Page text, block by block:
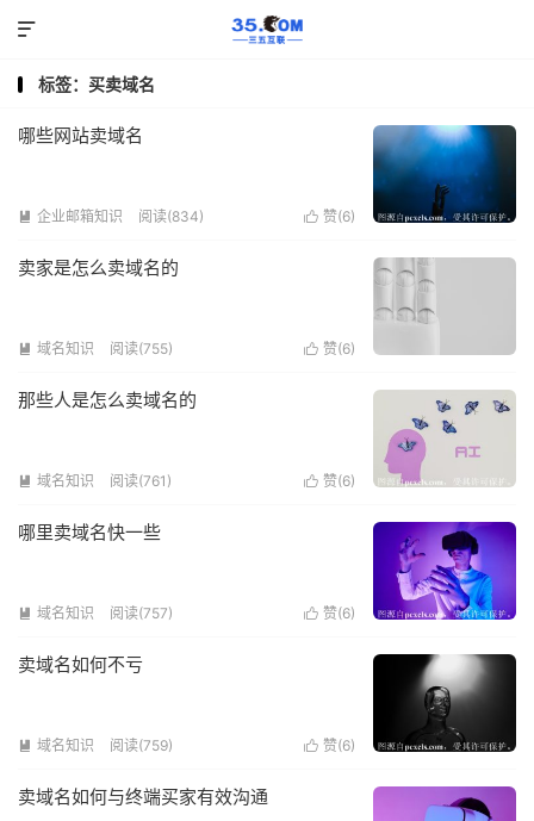

标签：买卖域名
哪些网站卖域名
 企业邮箱知识 阅读(834)  赞(6)
卖家是怎么卖域名的
 域名知识 阅读(755)  赞(6)
那些人是怎么卖域名的
 域名知识 阅读(761)  赞(6)
哪里卖域名快一些
 域名知识 阅读(757)  赞(6)
卖域名如何不亏
 域名知识 阅读(759)  赞(6)
卖域名如何与终端买家有效沟通